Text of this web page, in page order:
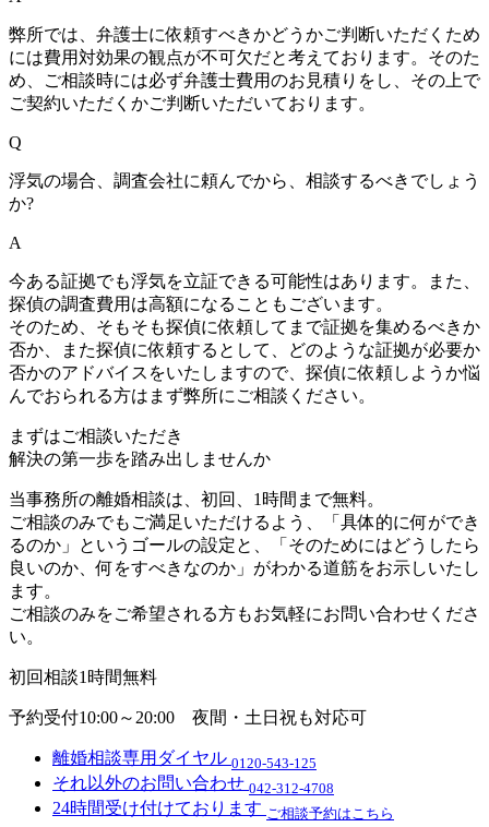
弊所では、弁護士に依頼すべきかどうかご判断いただくため
には費用対効果の観点が不可欠だと考えております。そのた
め、ご相談時には必ず弁護士費用のお見積りをし、その上で
ご契約いただくかご判断いただいております。
Q
浮気の場合、調査会社に頼んでから、相談するべきでしょう
か?
A
今ある証拠でも浮気を立証できる可能性はあります。また、
探偵の調査費用は高額になることもございます。
そのため、そもそも探偵に依頼してまで証拠を集めるべきか
否か、また探偵に依頼するとして、どのような証拠が必要か
否かのアドバイスをいたしますので、探偵に依頼しようか悩
んでおられる方はまず弊所にご相談ください。
まずはご相談いただき
解決の第一歩を踏み出しませんか
当事務所の離婚相談は、初回、1時間まで無料。
ご相談のみでもご満足いただけるよう、「具体的に何ができ
るのか」というゴールの設定と、「そのためにはどうしたら
良いのか、何をすべきなのか」がわかる道筋をお示しいたし
ます。
ご相談のみをご希望される方もお気軽にお問い合わせくださ
い。
初回相談1時間無料
予約受付10:00～20:00 夜間・土日祝も対応可
離婚相談専用ダイヤル 0120-543-125
それ以外のお問い合わせ 042-312-4708
24時間受け付けております ご相談予約はこちら